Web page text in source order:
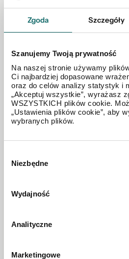
Zgoda Szczegóły
Szanujemy Twoją prywatność
Na naszej stronie używamy
Ci najbardziej dopasowane
oraz do celów analizy statystyk i
„Akceptuj wszystkie”, wyrażasz
WSZYSTKICH plików cookie.
„Ustawienia plików cookie”, aby
wybranych plików.
zgody
Niezbędne
Wydajność
Analityczne
Marketingowe
Obiekt handlowo-
Bielsko-Biała
1 849 000 PLN